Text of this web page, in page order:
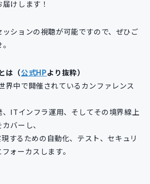
けします！
ションの視聴が可能ですので、ぜひご
は（公式HPより抜粋）
界中で開催されているカンファレンス
、ITインフラ運用、そしてその境界線上
バーし、
するための自動化、テスト、セキュリ
ォーカスします。